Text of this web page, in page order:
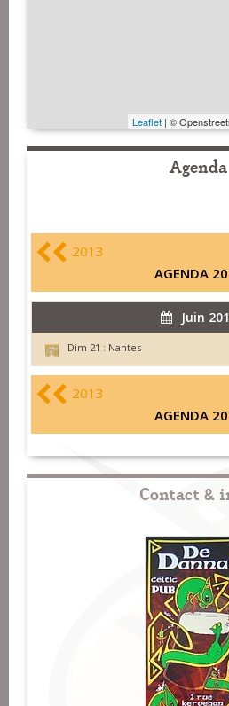
Leaflet | ©
Agenda
2013
AGENDA
Juin
Dim 21 : Nantes
2013
AGENDA
Contact &